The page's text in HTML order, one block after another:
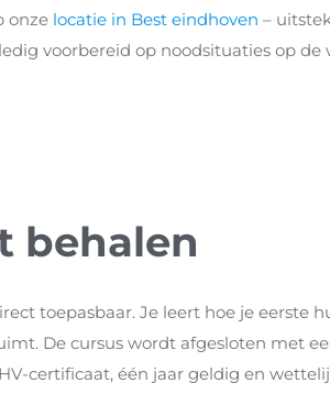
onze locatie in Best eindhoven –
voorbereid op noodsituaties op de
behalen
toepasbaar. Je leert hoe je eerste
De cursus wordt afgesloten met
certificaat, één jaar geldig en